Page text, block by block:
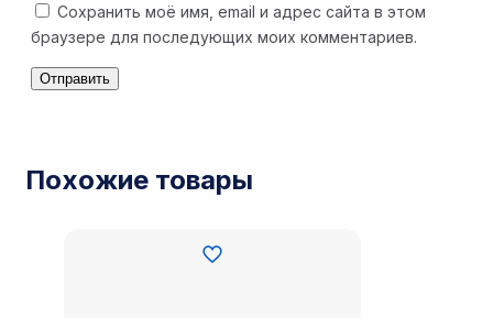
Сохранить моё имя, email и адрес сайта в этом
браузере для последующих моих комментариев.
Похожие товары